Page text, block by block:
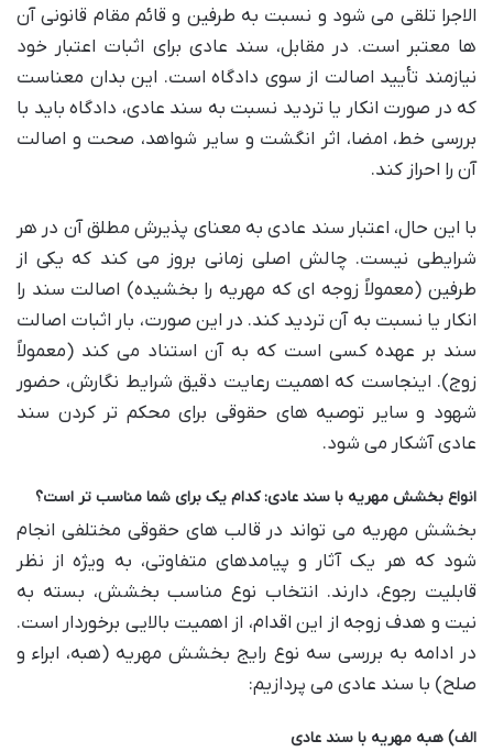
الاجرا تلقی می شود و نسبت به طرفین و قائم مقام قانونی آن
ها معتبر است. در مقابل، سند عادی برای اثبات اعتبار خود
نیازمند تأیید اصالت از سوی دادگاه است. این بدان معناست
که در صورت انکار یا تردید نسبت به سند عادی، دادگاه باید با
بررسی خط، امضا، اثر انگشت و سایر شواهد، صحت و اصالت
آن را احراز کند.
با این حال، اعتبار سند عادی به معنای پذیرش مطلق آن در هر
شرایطی نیست. چالش اصلی زمانی بروز می کند که یکی از
طرفین (معمولاً زوجه ای که مهریه را بخشیده) اصالت سند را
انکار یا نسبت به آن تردید کند. در این صورت، بار اثبات اصالت
سند بر عهده کسی است که به آن استناد می کند (معمولاً
زوج). اینجاست که اهمیت رعایت دقیق شرایط نگارش، حضور
شهود و سایر توصیه های حقوقی برای محکم تر کردن سند
عادی آشکار می شود.
انواع بخشش مهریه با سند عادی: کدام یک برای شما مناسب تر است؟
بخشش مهریه می تواند در قالب های حقوقی مختلفی انجام
شود که هر یک آثار و پیامدهای متفاوتی، به ویژه از نظر
قابلیت رجوع، دارند. انتخاب نوع مناسب بخشش، بسته به
نیت و هدف زوجه از این اقدام، از اهمیت بالایی برخوردار است.
در ادامه به بررسی سه نوع رایج بخشش مهریه (هبه، ابراء و
صلح) با سند عادی می پردازیم:
الف) هبه مهریه با سند عادی